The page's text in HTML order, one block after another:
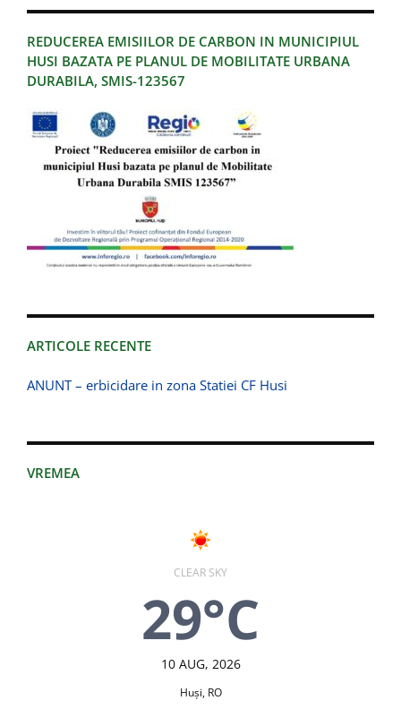
REDUCEREA EMISIILOR DE CARBON IN MUNICIPIUL
HUSI BAZATA PE PLANUL DE MOBILITATE URBANA
DURABILA, SMIS-123567
ARTICOLE RECENTE
ANUNT – erbicidare in zona Statiei CF Husi
VREMEA
CLEAR SKY
29°C
10 AUG, 2026
Huşi, RO